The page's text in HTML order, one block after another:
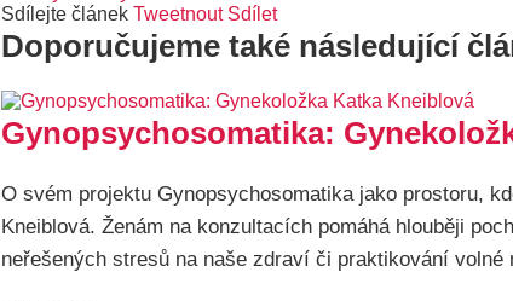
Sdílejte článek Tweetnout Sdílet
Doporučujeme také následující
Gynopsychosomatika:
O svém projektu Gynopsychosomatika jako prostoru,
Kneiblová. Ženám na konzultacích pomáhá hlouběji
neřešených stresů na naše zdraví či praktikování